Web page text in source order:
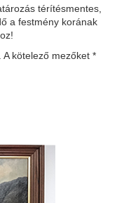
térítésmentes,
a festmény korának
kötelező mezőket *